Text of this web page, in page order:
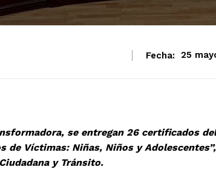
Fecha: 25
se entregan 26 certificados
de Víctimas: Niñas, Niños y
y Tránsito.